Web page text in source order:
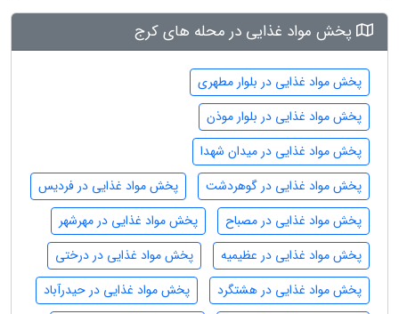
پخش مواد غذایی در محله های کرج
پخش مواد غذایی در بلوار مطهری
پخش مواد غذایی در بلوار موذن
پخش مواد غذایی در میدان شهدا
پخش مواد غذایی در گوهردشت
پخش مواد غذایی در فردیس
پخش مواد غذایی در مصباح
پخش مواد غذایی در مهرشهر
پخش مواد غذایی در عظیمیه
پخش مواد غذایی در درختی
پخش مواد غذایی در هشتگرد
پخش مواد غذایی در حیدرآباد